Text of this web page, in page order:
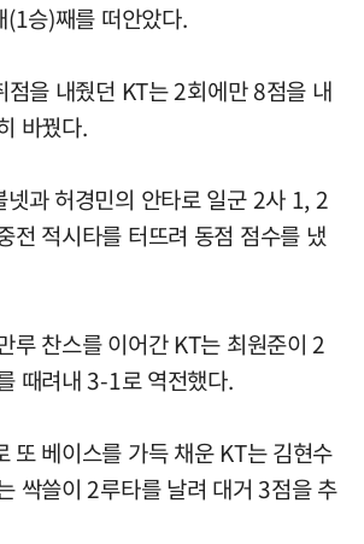
승)째를 떠안았다.
점을 내줬던 KT는 2회에만 8점을 내
바꿨다.
과 허경민의 안타로 일군 2사 1, 2
전 적시타를 터뜨려 동점 점수를 냈
루 찬스를 이어간 KT는 최원준이 2
때려내 3-1로 역전했다.
또 베이스를 가득 채운 KT는 김현수
싹쓸이 2루타를 날려 대거 3점을 추